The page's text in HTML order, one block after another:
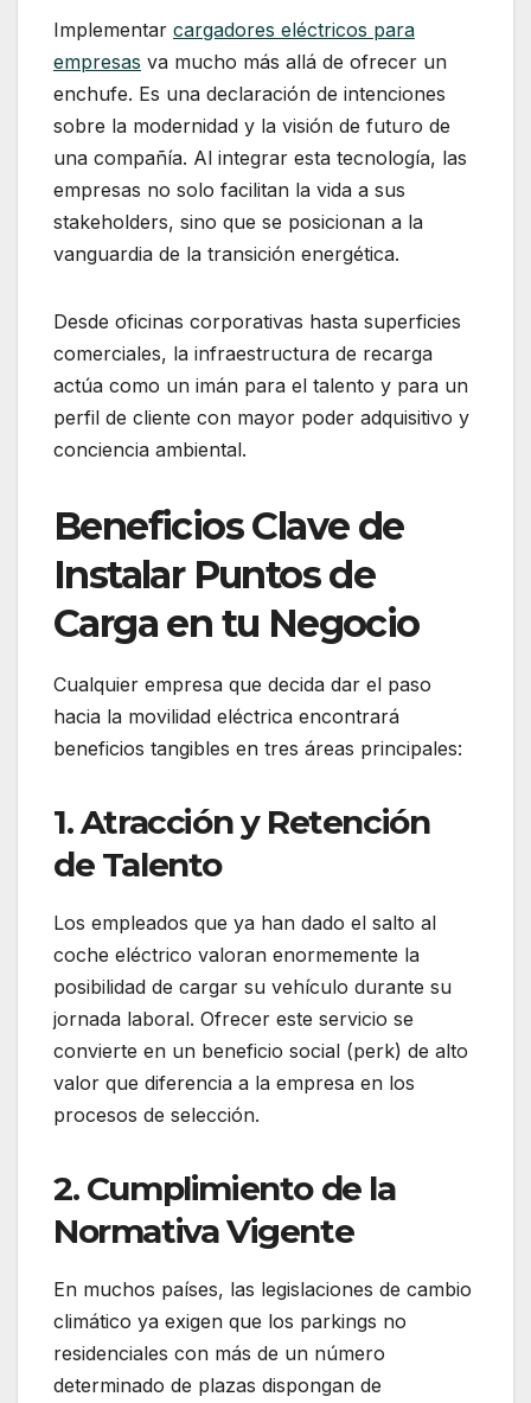
Implementar cargadores eléctricos para
empresas va mucho más allá de ofrecer un
enchufe. Es una declaración de intenciones
sobre la modernidad y la visión de futuro de
una compañía. Al integrar esta tecnología, las
empresas no solo facilitan la vida a sus
stakeholders, sino que se posicionan a la
vanguardia de la transición energética.
Desde oficinas corporativas hasta superficies
comerciales, la infraestructura de recarga
actúa como un imán para el talento y para un
perfil de cliente con mayor poder adquisitivo y
conciencia ambiental.
Beneficios Clave de
Instalar Puntos de
Carga en tu Negocio
Cualquier empresa que decida dar el paso
hacia la movilidad eléctrica encontrará
beneficios tangibles en tres áreas principales:
1. Atracción y Retención
de Talento
Los empleados que ya han dado el salto al
coche eléctrico valoran enormemente la
posibilidad de cargar su vehículo durante su
jornada laboral. Ofrecer este servicio se
convierte en un beneficio social (perk) de alto
valor que diferencia a la empresa en los
procesos de selección.
2. Cumplimiento de la
Normativa Vigente
En muchos países, las legislaciones de cambio
climático ya exigen que los parkings no
residenciales con más de un número
determinado de plazas dispongan de